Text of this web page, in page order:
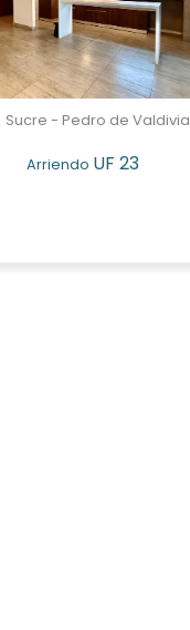
Sucre - Pedro de Valdivia
Arriendo UF 23